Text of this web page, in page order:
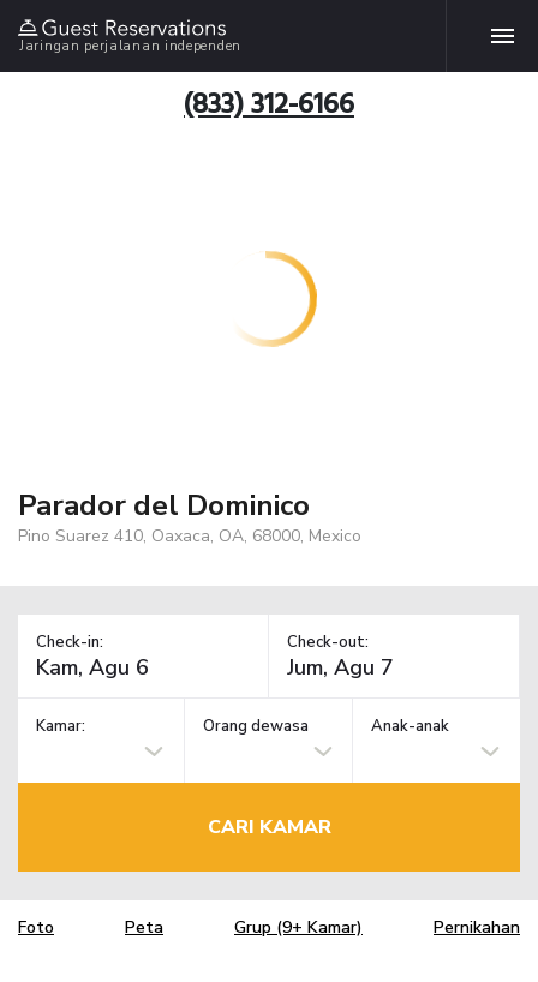
Jaringan perjalanan independen
(833) 312-6166
Parador del Dominico
Pino Suarez 410, Oaxaca, OA, 68000, Mexico
Check-in: Check-out:
Kamar: Orang dewasa Anak-anak
CARI KAMAR
Foto Peta Grup (9+ Kamar) Pernikahan